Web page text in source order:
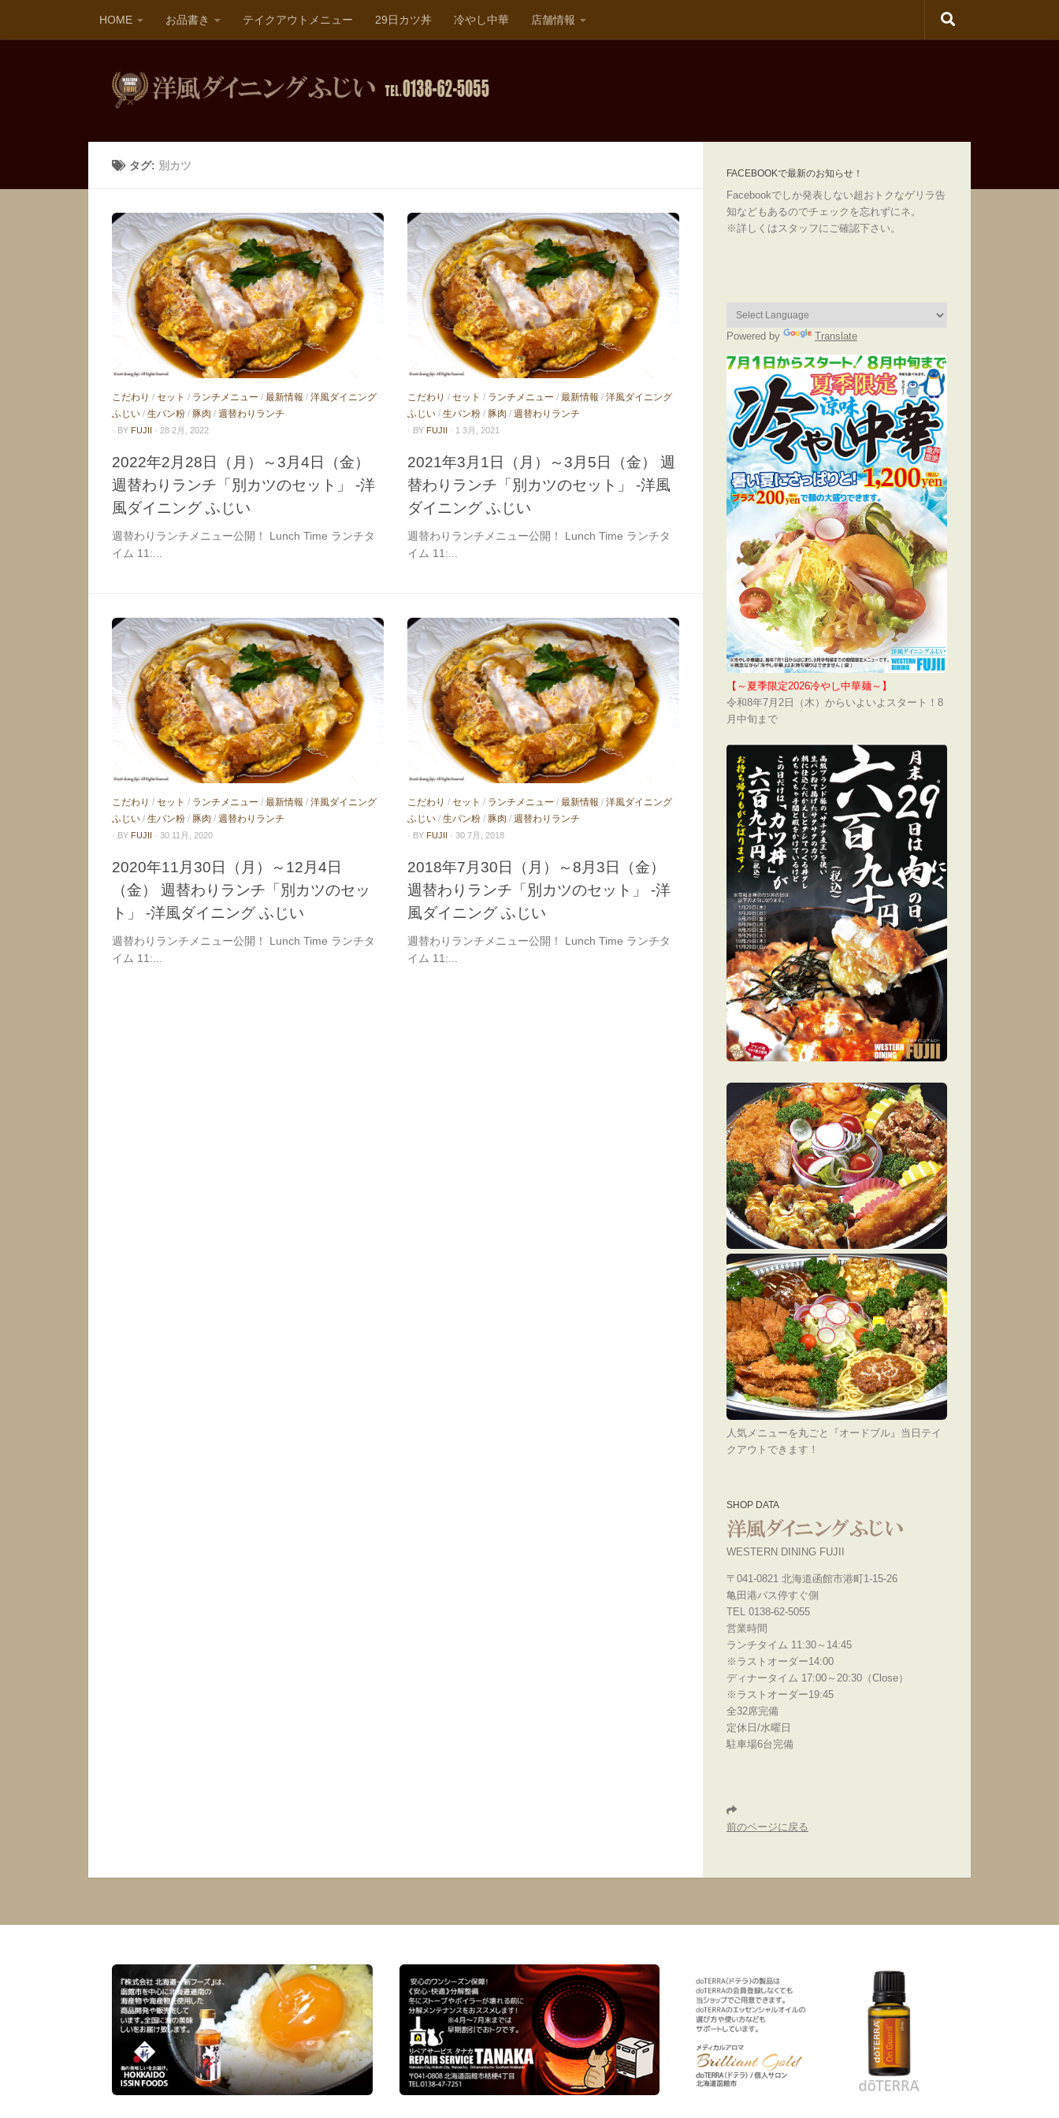
HOME お品書き テイクアウトメニュー 29日カツ丼 冷やし中華 店舗情報
タグ: 別カツ
こだわり / セット / ランチメニュー / 最新情報 / 洋風ダイニング
ふじい / 生パン粉 / 豚肉 / 週替わりランチ
· BY FUJII · 28 2月, 2022
2022年2月28日（月）～3月4日（金）
週替わりランチ「別カツのセット」 -洋
風ダイニング ふじい
週替わりランチメニュー公開！ Lunch Time ランチタ
イム 11:...
こだわり / セット / ランチメニュー / 最新情報 / 洋風ダイニング
ふじい / 生パン粉 / 豚肉 / 週替わりランチ
· BY FUJII · 1 3月, 2021
2021年3月1日（月）～3月5日（金） 週
替わりランチ「別カツのセット」 -洋風
ダイニング ふじい
週替わりランチメニュー公開！ Lunch Time ランチタ
イム 11:...
こだわり / セット / ランチメニュー / 最新情報 / 洋風ダイニング
ふじい / 生パン粉 / 豚肉 / 週替わりランチ
· BY FUJII · 30 11月, 2020
2020年11月30日（月）～12月4日
（金） 週替わりランチ「別カツのセッ
ト」 -洋風ダイニング ふじい
週替わりランチメニュー公開！ Lunch Time ランチタ
イム 11:...
こだわり / セット / ランチメニュー / 最新情報 / 洋風ダイニング
ふじい / 生パン粉 / 豚肉 / 週替わりランチ
· BY FUJII · 30 7月, 2018
2018年7月30日（月）～8月3日（金）
週替わりランチ「別カツのセット」 -洋
風ダイニング ふじい
週替わりランチメニュー公開！ Lunch Time ランチタ
イム 11:...
FACEBOOKで最新のお知らせ！
Facebookでしか発表しない超おトクなゲリラ告
知などもあるのでチェックを忘れずにネ。
※詳しくはスタッフにご確認下さい。
Powered by Translate
【～夏季限定2026冷やし中華麺～】
令和8年7月2日（木）からいよいよスタート！8
月中旬まで
人気メニューを丸ごと『オードブル』当日テイ
クアウトできます！
SHOP DATA
WESTERN DINING FUJII
〒041-0821 北海道函館市港町1-15-26
亀田港バス停すぐ側
TEL 0138-62-5055
営業時間
ランチタイム 11:30～14:45
※ラストオーダー14:00
ディナータイム 17:00～20:30（Close）
※ラストオーダー19:45
全32席完備
定休日/水曜日
駐車場6台完備
前のページに戻る